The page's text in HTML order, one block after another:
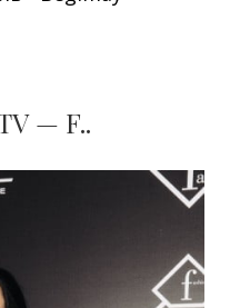
— F..